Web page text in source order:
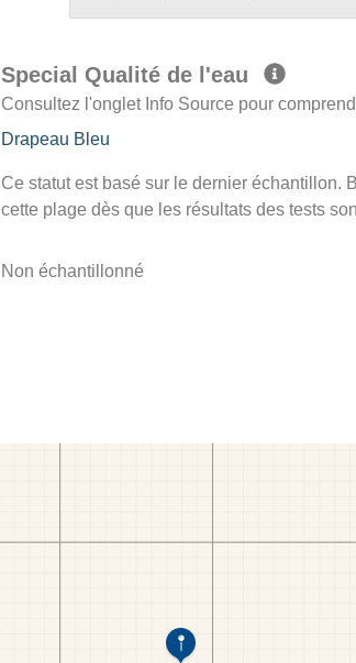
Special Qualité de l'eau
Consultez l'onglet Info Source pour
Drapeau Bleu
Ce statut est basé sur le dernier échantillon.
cette plage dès que les résultats des tests
Non échantillonné